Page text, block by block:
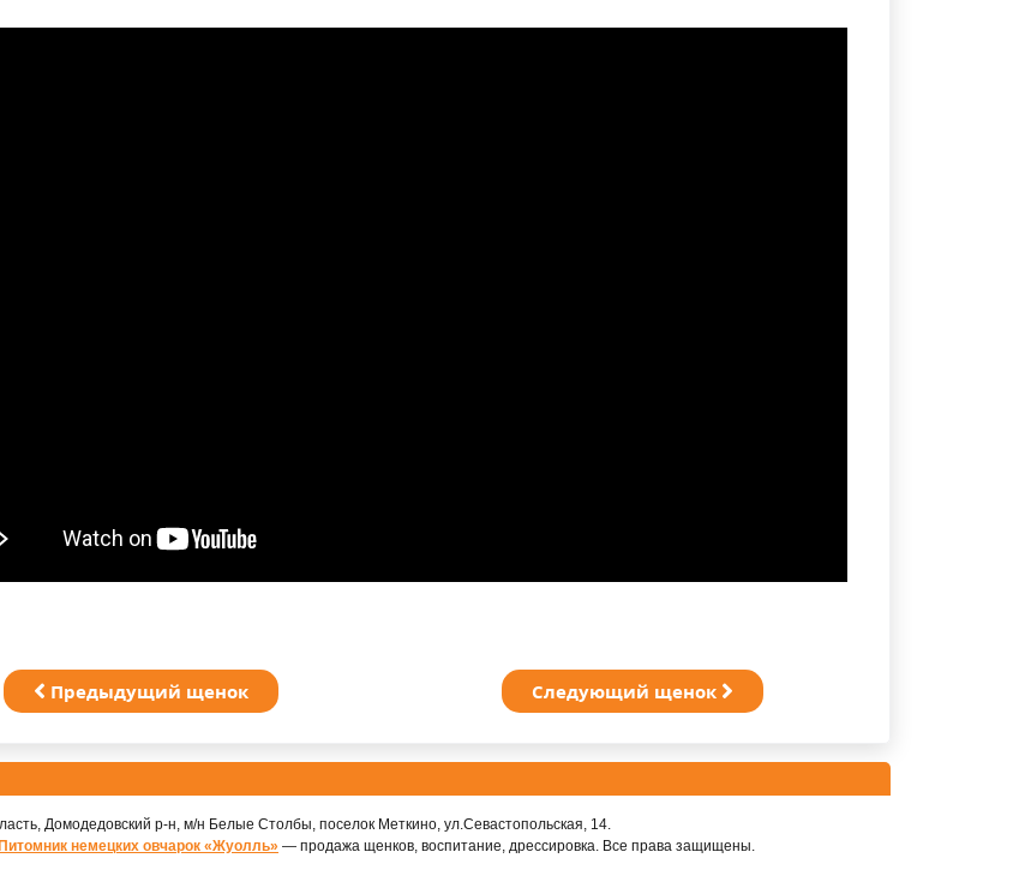
Предыдущий щенок Следующий щенок
Домодедовский р-н, м/н Белые Столбы, поселок Меткино, ул.Севастопольская, 14.
Питомник немецких овчарок «Жуолль» — продажа щенков, воспитание, дрессировка. Все права защищены.